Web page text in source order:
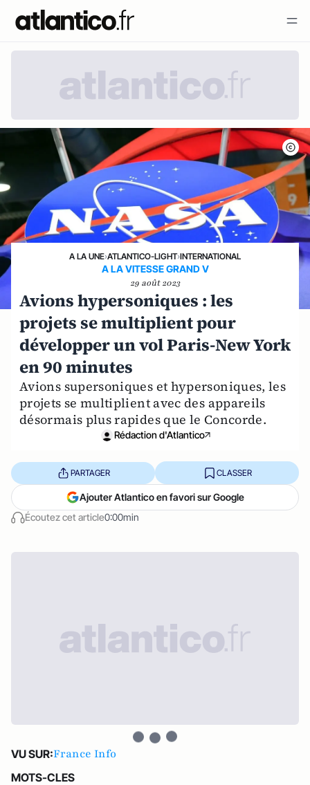
A LA UNE›ATLANTICO-LIGHT›INTERNATIONAL
A LA VITESSE GRAND V
29 août 2023
Avions hypersoniques : les
projets se multiplient pour
développer un vol Paris-New York
en 90 minutes
Avions supersoniques et hypersoniques, les
projets se multiplient avec des appareils
désormais plus rapides que le Concorde.
Rédaction d'Atlantico
Écoutez cet article0:00min
PARTAGER CLASSER
Ajouter Atlantico en favori sur Google
VU SUR:France Info
MOTS-CLES